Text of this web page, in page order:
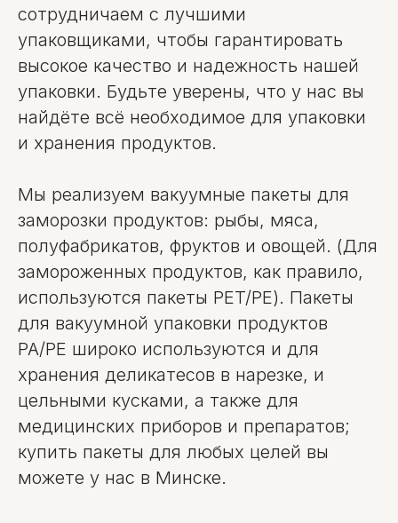
сотрудничаем с лучшими
упаковщиками, чтобы гарантировать
высокое качество и надежность нашей
упаковки. Будьте уверены, что у нас вы
найдёте всё необходимое для упаковки
и хранения продуктов.
Мы реализуем вакуумные пакеты для
заморозки продуктов: рыбы, мяса,
полуфабрикатов, фруктов и овощей. (Для
замороженных продуктов, как правило,
используются пакеты PET/PE). Пакеты
для вакуумной упаковки продуктов
PA/PE широко используются и для
хранения деликатесов в нарезке, и
цельными кусками, а также для
медицинских приборов и препаратов;
купить пакеты для любых целей вы
можете у нас в Минске.